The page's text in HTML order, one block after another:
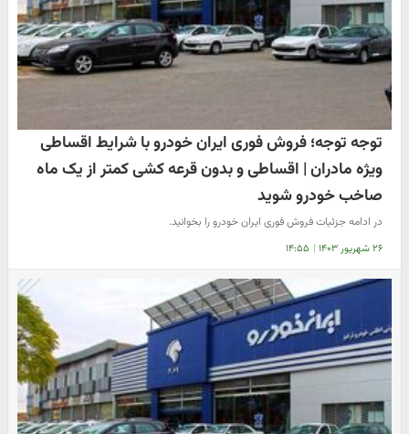
توجه توجه؛ فروش فوری ایران خودرو با شرایط اقساطی
ویژه مادران | اقساطی و بدون قرعه کشی کمتر از یک ماه
صاخب خودرو شوید
در ادامه جزئیات فروش فوری ایران خودرو را بخوانید.
۲۶ شهریور ۱۴۰۳ | ۱۴:۵۵